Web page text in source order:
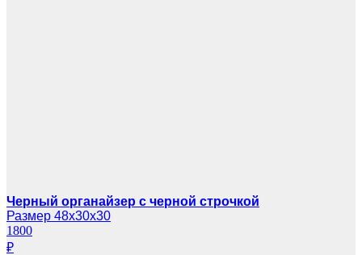
Черный органайзер с черной строчкой
Размер 48х30х30
1800
₽